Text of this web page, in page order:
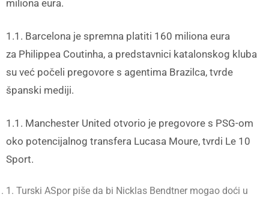
miliona eura.
1.1. Barcelona je spremna platiti 160 miliona eura
za Philippea Coutinha, a predstavnici katalonskog kluba
su već počeli pregovore s agentima Brazilca, tvrde
španski mediji.
1.1. Manchester United otvorio je pregovore s PSG-om
oko potencijalnog transfera Lucasa Moure, tvrdi Le 10
Sport.
1. Turski ASpor piše da bi Nicklas Bendtner mogao doći u